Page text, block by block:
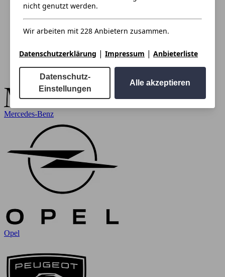
Mercedes-Benz
Opel
nicht genutzt werden.
Wir arbeiten mit 228 Anbietern zusammen.
Datenschutzerklärung | Impressum | Anbieterliste
Datenschutz-
Einstellungen
Alle akzeptieren